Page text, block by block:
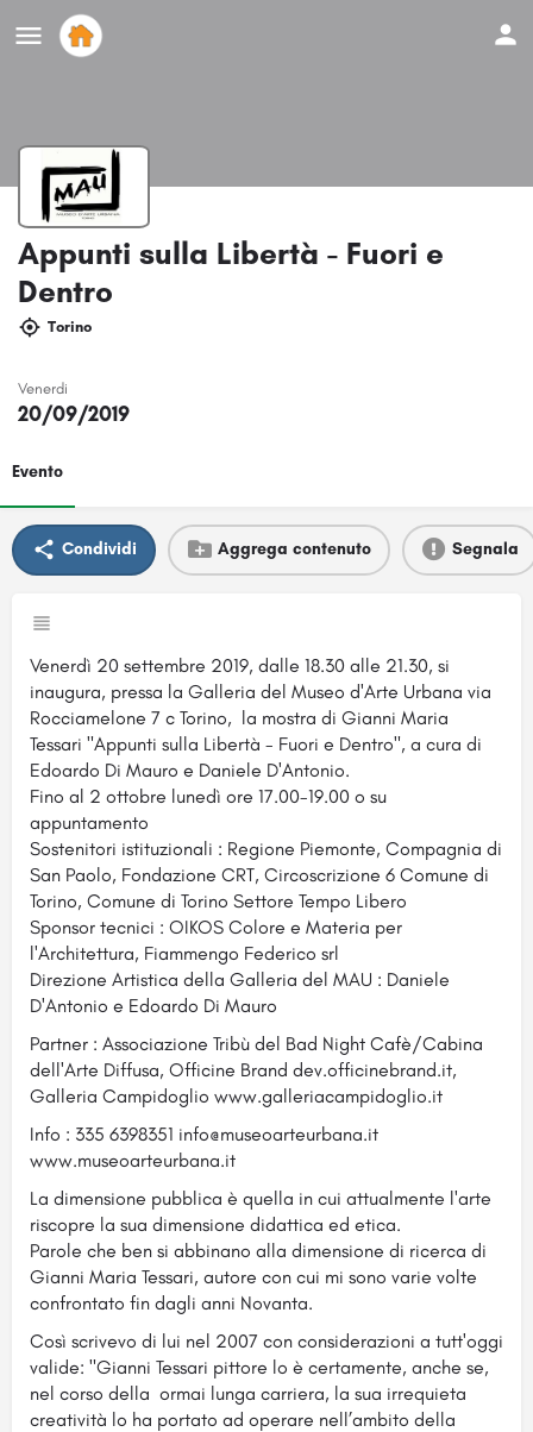
Appunti sulla Libertà - Fuori e
Dentro
Torino
Venerdi
20/09/2019
Evento
Condividi Aggrega contenuto Segnala
Venerdì 20 settembre 2019, dalle 18.30 alle 21.30, si
inaugura, pressa la Galleria del Museo d'Arte Urbana via
Rocciamelone 7 c Torino, la mostra di Gianni Maria
Tessari "Appunti sulla Libertà - Fuori e Dentro", a cura di
Edoardo Di Mauro e Daniele D'Antonio.
Fino al 2 ottobre lunedì ore 17.00-19.00 o su
appuntamento
Sostenitori istituzionali : Regione Piemonte, Compagnia di
San Paolo, Fondazione CRT, Circoscrizione 6 Comune di
Torino, Comune di Torino Settore Tempo Libero
Sponsor tecnici : OIKOS Colore e Materia per
l'Architettura, Fiammengo Federico srl
Direzione Artistica della Galleria del MAU : Daniele
D'Antonio e Edoardo Di Mauro
Partner : Associazione Tribù del Bad Night Cafè/Cabina
dell'Arte Diffusa, Officine Brand dev.officinebrand.it,
Galleria Campidoglio www.galleriacampidoglio.it
Info : 335 6398351 info@museoarteurbana.it
www.museoarteurbana.it
La dimensione pubblica è quella in cui attualmente l'arte
riscopre la sua dimensione didattica ed etica.
Parole che ben si abbinano alla dimensione di ricerca di
Gianni Maria Tessari, autore con cui mi sono varie volte
confrontato fin dagli anni Novanta.
Così scrivevo di lui nel 2007 con considerazioni a tutt'oggi
valide: "Gianni Tessari pittore lo è certamente, anche se,
nel corso della ormai lunga carriera, la sua irrequieta
creatività lo ha portato ad operare nell’ambito della